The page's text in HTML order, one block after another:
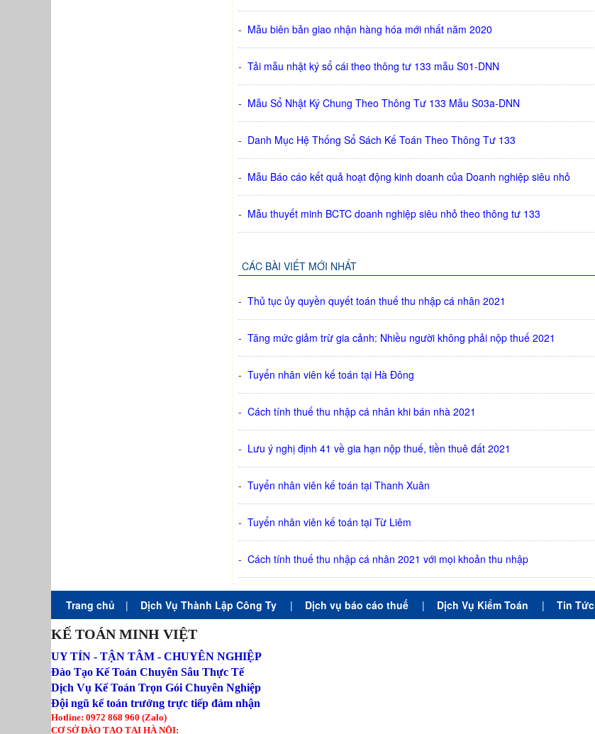
- Mẫu biên bản giao nhận hàng hóa mới nhất năm 2020
- Tải mẫu nhật ký sổ cái theo thông tư 133 mẫu S01-DNN
- Mẫu Sổ Nhật Ký Chung Theo Thông Tư 133 Mẫu S03a-DNN
- Danh Mục Hệ Thống Sổ Sách Kế Toán Theo Thông Tư 133
- Mẫu Báo cáo kết quả hoạt động kinh doanh của Doanh nghiệp siêu nhỏ
- Mẫu thuyết minh BCTC doanh nghiệp siêu nhỏ theo thông tư 133
CÁC BÀI VIẾT MỚI NHẤT
- Thủ tục ủy quyền quyết toán thuế thu nhập cá nhân 2021
- Tăng mức giảm trừ gia cảnh: Nhiều người không phải nộp thuế 2021
- Tuyển nhân viên kế toán tại Hà Đông
- Cách tính thuế thu nhập cá nhân khi bán nhà 2021
- Lưu ý nghị định 41 về gia hạn nộp thuế, tiền thuê đất 2021
- Tuyển nhân viên kế toán tại Thanh Xuân
- Tuyển nhân viên kế toán tại Từ Liêm
- Cách tính thuế thu nhập cá nhân 2021 với mọi khoản thu nhập
Trang chủ | Dịch Vụ Thành Lập Công Ty | Dịch vụ báo cáo thuế | Dịch Vụ Kiểm Toán | Tin Tức
KẾ TOÁN MINH VIỆT
UY TÍN - TẬN TÂM - CHUYÊN NGHIỆP
Đào Tạo Kế Toán Chuyên Sâu Thực Tế
Dịch Vụ Kế Toán Trọn Gói Chuyên Nghiệp
Đội ngũ kế toán trưởng trực tiếp đảm nhận
Hotline: 0972 868 960 (Zalo)
CƠ SỞ ĐÀO TẠO TẠI HÀ NỘI: